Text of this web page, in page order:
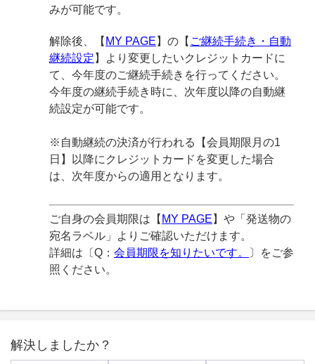
みが可能です。
解除後、【 MY PAGE 】の【 ご継続手続き・自動
継続設定 】より変更したいクレジットカードに
て、今年度のご継続手続きを行ってください。
今年度の継続手続き時に、次年度以降の自動継
続設定が可能です。
※自動継続の決済が行われる【会員期限月の1
日】以降にクレジットカードを変更した場合
は、次年度からの適用となります。
ご自身の会員期限は【 MY PAGE 】や「発送物の
宛名ラベル」よりご確認いただけます。
詳細は〔Q： 会員期限を知りたいです。
〕をご参
照ください。
解決しましたか？